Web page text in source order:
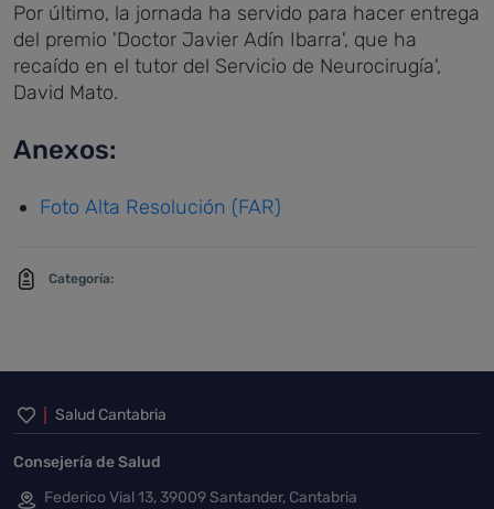
Por último, la jornada ha servido para hacer entrega
del premio 'Doctor Javier Adín Ibarra', que ha
recaído en el tutor del Servicio de Neurocirugía',
David Mato.
Anexos:
Foto Alta Resolución (FAR)
Categoría:
Inicio del pie de página
Salud Cantabria
Consejería de Salud
Federico Vial 13, 39009 Santander, Cantabria